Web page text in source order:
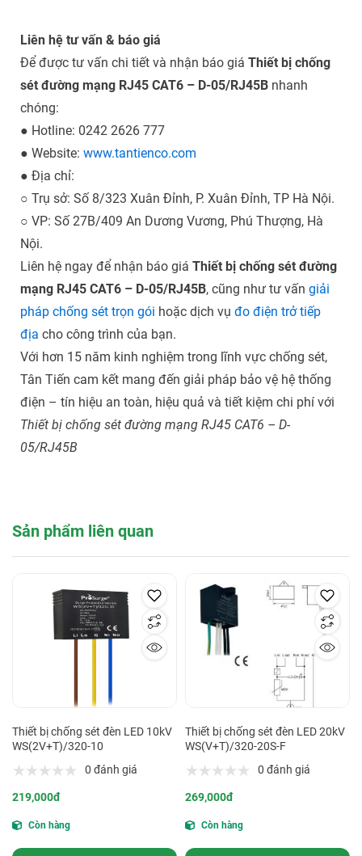
Liên hệ tư vấn & báo giá
Để được tư vấn chi tiết và nhận báo giá Thiết bị chống
sét đường mạng RJ45 CAT6 – D-05/RJ45Bnhanh
chóng:
● Hotline: 0242 2626 777
● Website: www.tantienco.com
● Địa chỉ:
○ Trụ sở: Số 8/323 Xuân Đỉnh, P. Xuân Đỉnh, TP Hà Nội.
○ VP: Số 27B/409 An Dương Vương, Phú Thượng, Hà
Nội.
Liên hệ ngay để nhận báo giá Thiết bị chống sét đường
mạng RJ45 CAT6 – D-05/RJ45B, cũng như tư vấn giải
pháp chống sét trọn gói hoặc dịch vụ đo điện trở tiếp
địa cho công trình của bạn.
Với hơn 15 năm kinh nghiệm trong lĩnh vực chống sét,
Tân Tiến cam kết mang đến giải pháp bảo vệ hệ thống
điện – tín hiệu an toàn, hiệu quả và tiết kiệm chi phí với
Thiết bị chống sét đường mạng RJ45 CAT6 – D-
05/RJ45B
Sản phẩm liên quan
Thiết bị chống sét đèn LED 10kV
WS(2V+T)/320-10
0 đánh giá
219,000đ
Còn hàng
Thiết bị chống sét đèn LED 20kV
WS(V+T)/320-20S-F
0 đánh giá
269,000đ
Còn hàng